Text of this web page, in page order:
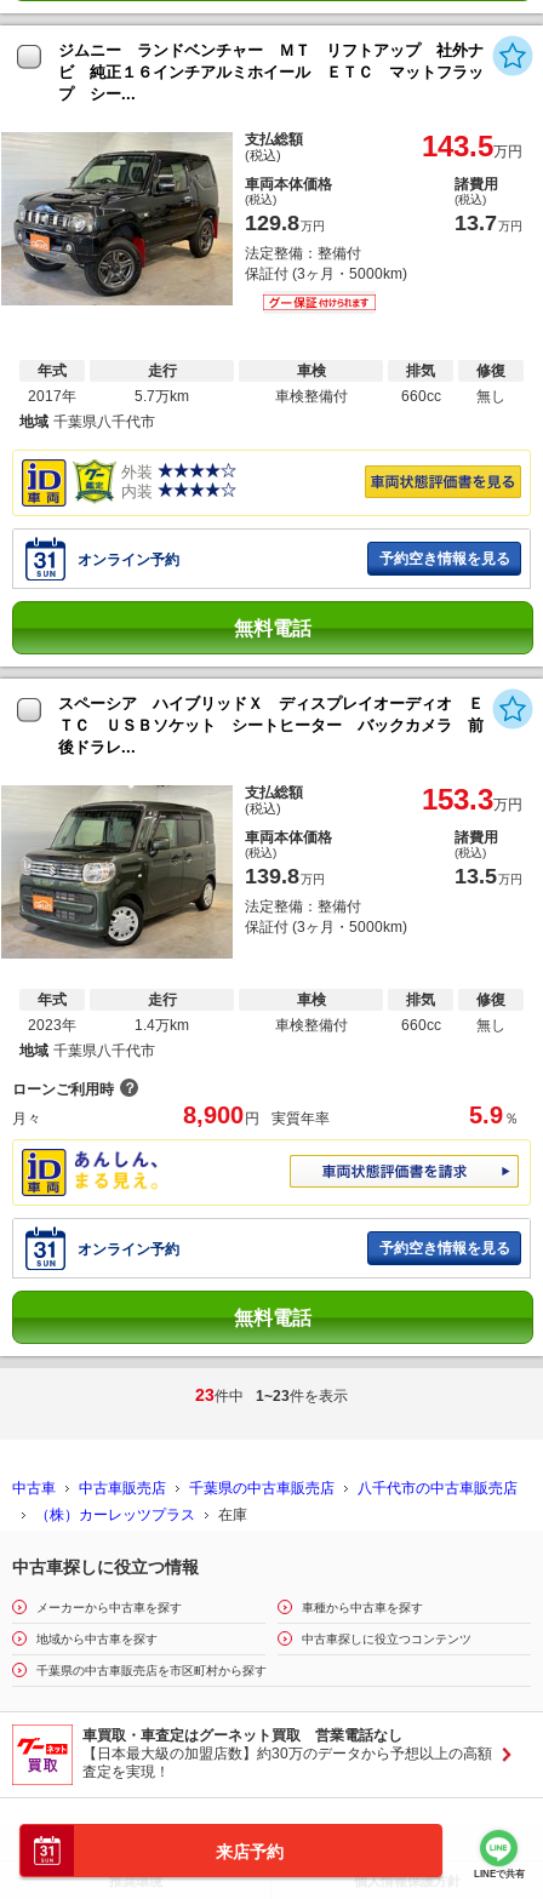
来店予約
LINEで共有
ジムニー ランドベンチャー ＭＴ リフトアップ 社外ナ
ビ 純正１６インチアルミホイール ＥＴＣ マットフラッ
プ シー...
支払総額
(税込) 143.5万円
車両本体価格
(税込)
129.8万円
諸費用
(税込)
13.7万円
法定整備：整備付
保証付 (3ヶ月・5000km)
年式
2017年
走行
5.7万km
車検
車検整備付
排気
660cc
修復
無し
地域 千葉県八千代市
外装
内装
オンライン予約 予約空き情報を見る
無料電話
スペーシア ハイブリッドＸ ディスプレイオーディオ Ｅ
ＴＣ ＵＳＢソケット シートヒーター バックカメラ 前
後ドラレ...
支払総額
(税込) 153.3万円
車両本体価格
(税込)
139.8万円
諸費用
(税込)
13.5万円
法定整備：整備付
保証付 (3ヶ月・5000km)
年式
2023年
走行
1.4万km
車検
車検整備付
排気
660cc
修復
無し
地域 千葉県八千代市
ローンご利用時 ？
月々
8,900円 実質年率 5.9 ％
オンライン予約 予約空き情報を見る
無料電話
23件中 1~23件を表示
中古車 中古車販売店 千葉県の中古車販売店
八千代市の中古車販売店
（株）カーレッツプラス
在庫
中古車探しに役立つ情報
メーカーから中古車を探す 車種から中古車を探す
地域から中古車を探す 中古車探しに役立つコンテンツ
千葉県の中古車販売店を市区町村から探す
車買取・車査定はグーネット買取 営業電話なし
【日本最大級の加盟店数】約30万のデータから予想以上の高額
査定を実現！
推奨環境 個人情報保護方針